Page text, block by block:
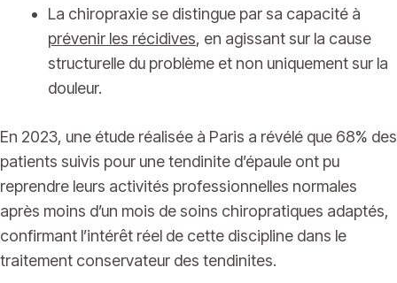
La chiropraxie se distingue par sa capacité à
prévenir les récidives, en agissant sur la cause
structurelle du problème et non uniquement sur la
douleur.
En 2023, une étude réalisée à Paris a révélé que 68% des
patients suivis pour une tendinite d’épaule ont pu
reprendre leurs activités professionnelles normales
après moins d’un mois de soins chiropratiques adaptés,
confirmant l’intérêt réel de cette discipline dans le
traitement conservateur des tendinites.